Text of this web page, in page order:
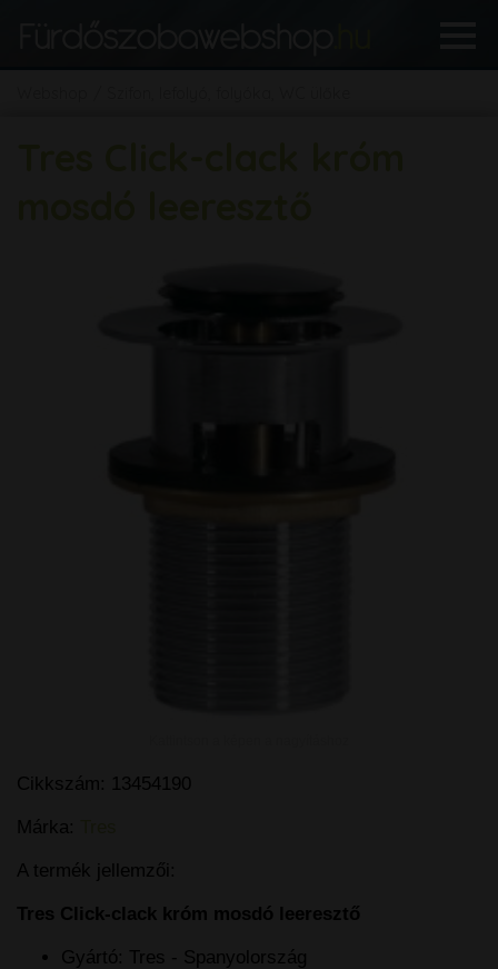
Cikkszám: 13454190
Márka:
A termék jellemzői:
Tres Click-clack króm mosdó leeresztő
Gyártó: Tres - Spanyolország